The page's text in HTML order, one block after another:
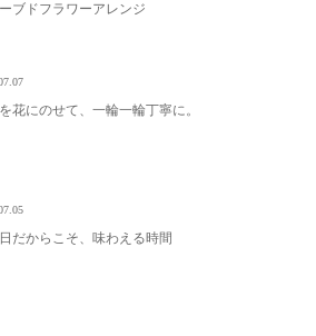
ブドフラワーアレンジ
花にのせて、一輪一輪丁寧に。
だからこそ、味わえる時間